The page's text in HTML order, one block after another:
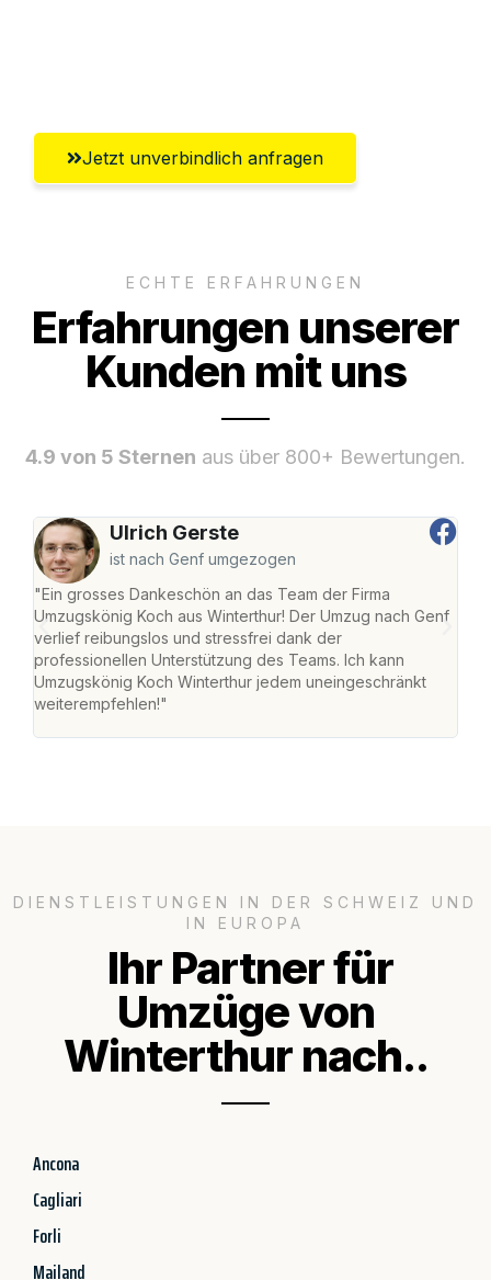
Jetzt unverbindlich anfragen
ECHTE ERFAHRUNGEN
Erfahrungen unserer
Kunden mit uns
4.9 von 5 Sternen aus über 800+ Bewertungen.
Ulrich Gerste
ist nach Genf umgezogen
"Ein grosses Dankeschön an das Team der Firma
Umzugskönig Koch aus Winterthur! Der Umzug nach Genf
verlief reibungslos und stressfrei dank der
professionellen Unterstützung des Teams. Ich kann
Umzugskönig Koch Winterthur jedem uneingeschränkt
weiterempfehlen!"
DIENSTLEISTUNGEN IN DER SCHWEIZ UND
IN EUROPA
Ihr Partner für
Umzüge von
Winterthur nach..
Ancona
Cagliari
Forli
Mailand